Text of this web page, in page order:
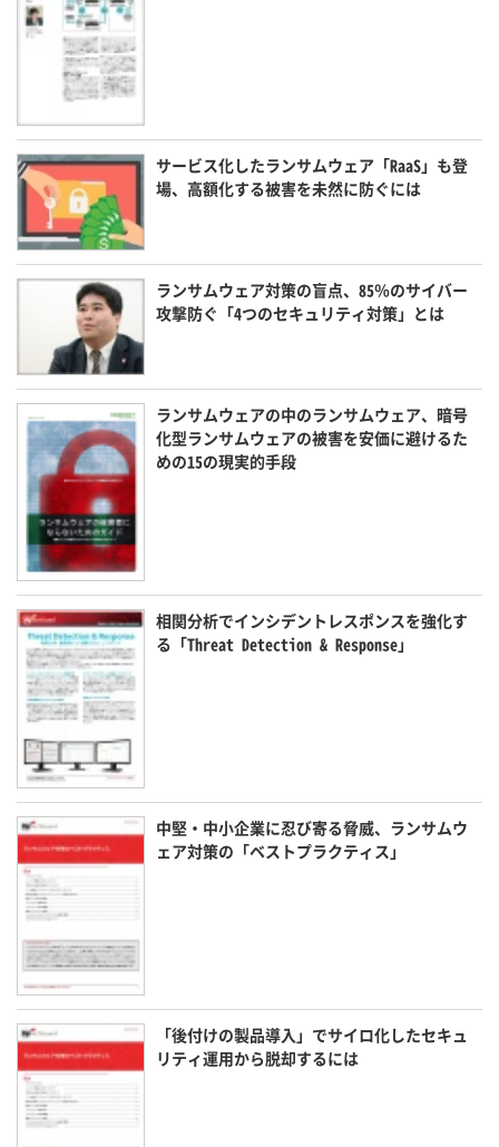
サービス化したランサムウェア「RaaS」も登
場、高額化する被害を未然に防ぐには
ランサムウェア対策の盲点、85％のサイバー
攻撃防ぐ「4つのセキュリティ対策」とは
ランサムウェアの中のランサムウェア、暗号
化型ランサムウェアの被害を安価に避けるた
めの15の現実的手段
相関分析でインシデントレスポンスを強化す
る「Threat Detection & Response」
中堅・中小企業に忍び寄る脅威、ランサムウ
ェア対策の「ベストプラクティス」
「後付けの製品導入」でサイロ化したセキュ
リティ運用から脱却するには